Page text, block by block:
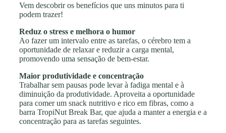
Vem descobrir os benefícios que uns minutos para ti
podem trazer!
Reduz o stress e melhora o humor
Ao fazer um intervalo entre as tarefas, o cérebro tem a
oportunidade de relaxar e reduzir a carga mental,
promovendo uma sensação de bem-estar.
Maior produtividade e concentração
Trabalhar sem pausas pode levar à fadiga mental e à
diminuição da produtividade. Aproveita a oportunidade
para comer um snack nutritivo e rico em fibras, como a
barra TropiNut Break Bar, que ajuda a manter a energia e a
concentração para as tarefas seguintes.